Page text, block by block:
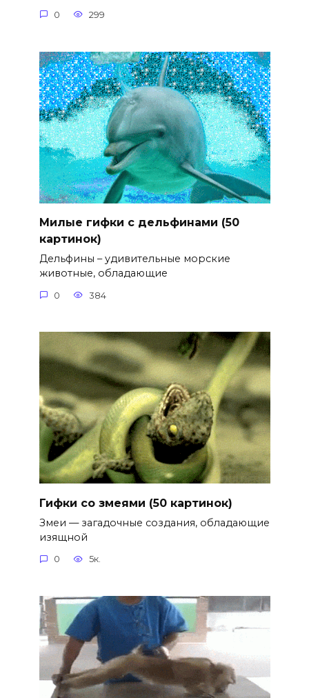
0 299
Милые гифки с дельфинами (50
картинок)
Дельфины – удивительные морские
животные, обладающие
0 384
Гифки со змеями (50 картинок)
Змеи — загадочные создания, обладающие
изящной
0 5к.